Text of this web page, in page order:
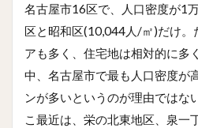
名古屋市16区で、人口密度が1
区と昭和区(10,044人/㎡)だけ。
アも多く、住宅地は相対的に多
中、名古屋市で最も人口密度が
ンが多いというのが理由ではな
こ最近は、栄の北東地区、泉一